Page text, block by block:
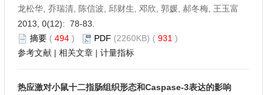
龙松华, 乔瑞清, 陈信波, 邱财生, 邓欣, 郭媛, 郝冬梅, 王玉富
2013, 0(12): 78-83.
摘要 ( 494 ) PDF (2260KB) ( 931 )
参考文献 | 相关文章 | 计量指标
热应激对小鼠十二指肠组织形态和Caspase-3表达的影响